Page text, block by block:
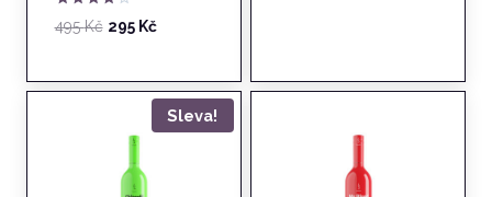
Hodnocení
4.00
495Kč Původní
495 Kč.
295 KčAktuální
295 Kč.
Sleva!